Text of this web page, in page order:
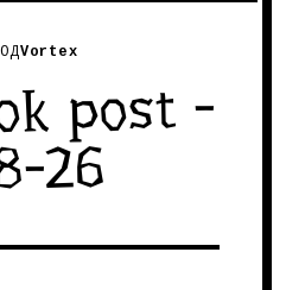
ОДVortex
post -
26